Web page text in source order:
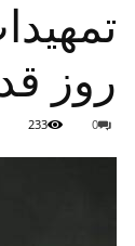
روز
0
233